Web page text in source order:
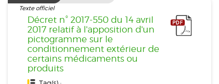
Texte officiel
Décret n° 2017-550 du 14 avril
2017 relatif à l'apposition d'un
pictogramme sur le
conditionnement extérieur de
certains médicaments ou
produits